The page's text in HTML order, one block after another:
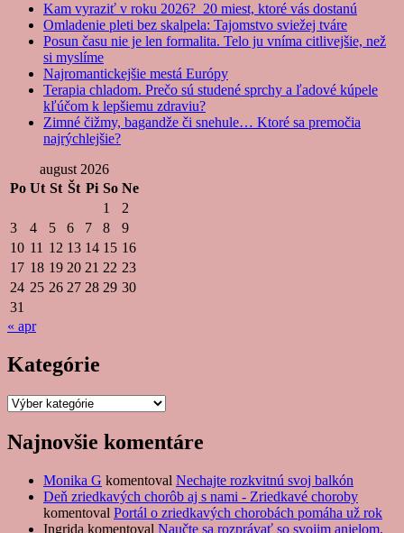
Kam vyraziť v roku 2026? 20 miest, ktoré vás dostanú
Omladenie pleti bez skalpela: Tajomstvo sviežej tváre
Posun času nie je len formalita. Telo ju vníma citlivejšie, než
si myslíme
Najromantickejšie mestá Európy
Terapia chladom. Prečo sú studené sprchy a ľadové kúpele
kľúčom k lepšiemu zdraviu?
Zimné čižmy, bagandže či snehule… Ktoré sa premočia
najrýchlejšie?
august 2026
Po Ut St Št Pi So Ne
1
2
3
4 5 6 7 8
9
10 11 12 13 14 15 16
17 18 19 20 21 22 23
24 25 26 27 28 29 30
31
« apr
Kategórie
Kategórie
Najnovšie komentáre
Monika G komentoval Nechajte rozkvitnú svoj balkón
Deň zriedkavých chorôb aj s nami - Zriedkavé choroby
komentoval Portál o zriedkavých chorobách pomáha už rok
Ingrida komentoval Naučte sa rozprávať so svojim anjelom,